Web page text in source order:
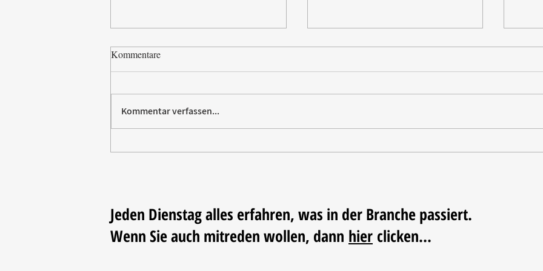
Paw Patrol erobert die
Tischdekoration mit Mehrwert:
Kommentare
Kommentar verfassen...
Jeden Dienstag alles erfahren, was in der Branche passiert.
Wenn Sie auch mitreden wollen, dann hier clicken...